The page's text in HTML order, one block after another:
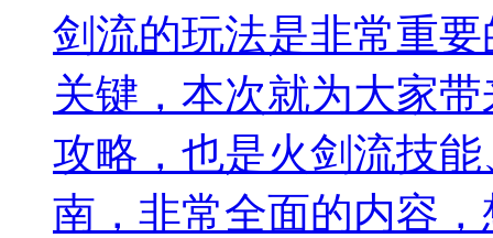
剑流的玩法是非常重
关键，本次就为大家
攻略，也是火剑流技
南，非常全面的内容